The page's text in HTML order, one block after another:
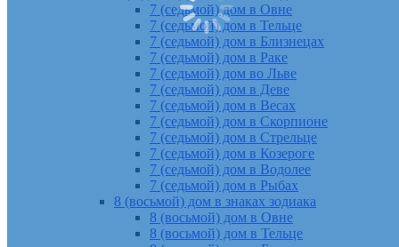
7 (седьмой) дом в Овне
7 (седьмой) дом в Тельце
7 (седьмой) дом в Близнецах
7 (седьмой) дом в Раке
7 (седьмой) дом во Льве
7 (седьмой) дом в Деве
7 (седьмой) дом в Весах
7 (седьмой) дом в Скорпионе
7 (седьмой) дом в Стрельце
7 (седьмой) дом в Козероге
7 (седьмой) дом в Водолее
7 (седьмой) дом в Рыбах
8 (восьмой) дом в знаках зодиака
8 (восьмой) дом в Овне
8 (восьмой) дом в Тельце